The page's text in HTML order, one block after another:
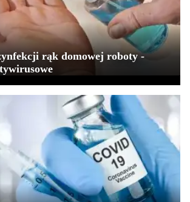
rąk domowej roboty -